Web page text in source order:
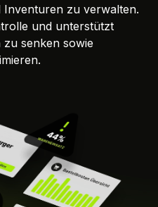
Inventuren zu verwalten.
und unterstützt
zu senken sowie